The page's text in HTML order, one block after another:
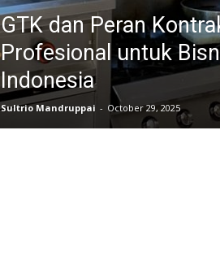
GTK dan Peran
Profesional untuk
Indonesia
Sultrio Mandruppai - October 29, 2025